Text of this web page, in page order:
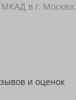
МКАД в г. Москва:
и оценок